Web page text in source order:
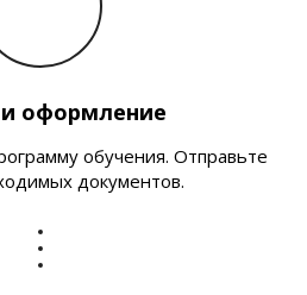
оформление
обучения. Отправьте
документов.